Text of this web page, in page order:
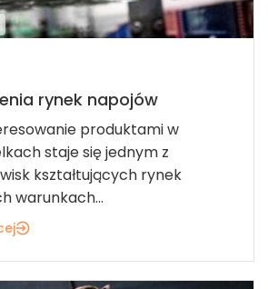
rynek napojów
produktami w
staje się jednym z
kształtujących rynek
warunkach...